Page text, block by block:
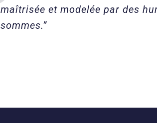
maîtrisée et modelée par des
sommes.”